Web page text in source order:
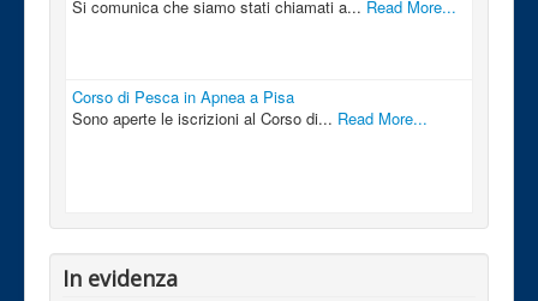
Si comunica che siamo stati chiamati a... Read More...
Corso di Pesca in Apnea a Pisa
Sono aperte le iscrizioni al Corso di... Read More...
In evidenza